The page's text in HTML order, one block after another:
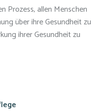
Prozess, allen Menschen
über ihre Gesundheit zu
ihrer Gesundheit zu